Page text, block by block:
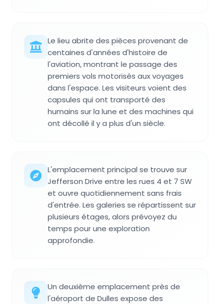
Le lieu abrite des pièces provenant de
centaines d'années d'histoire de
l'aviation, montrant le passage des
premiers vols motorisés aux voyages
dans l'espace. Les visiteurs voient des
capsules qui ont transporté des
humains sur la lune et des machines qui
ont décollé il y a plus d'un siècle.
L'emplacement principal se trouve sur
Jefferson Drive entre les rues 4 et 7 SW
et ouvre quotidiennement sans frais
d'entrée. Les galeries se répartissent sur
plusieurs étages, alors prévoyez du
temps pour une exploration
approfondie.
Un deuxième emplacement près de
l'aéroport de Dulles expose des